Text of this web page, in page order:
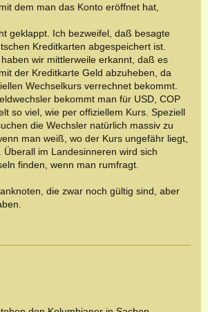
dem man das Konto eröffnet hat,
geklappt. Ich bezweifel, daß besagte
Kreditkarten abgespeichert ist.
wir mittlerweile erkannt, daß es
der Kreditkarte Geld abzuheben, da
Wechselkurs verrechnet bekommt.
bekommt man für USD, COP
so viel, wie per offiziellem Kurs. Speziell
die Wechsler natürlich massiv zu
man weiß, wo der Kurs ungefähr liegt,
Überall im Landesinneren wird sich
finden, wenn man rumfragt.
die zwar noch gültig sind, aber